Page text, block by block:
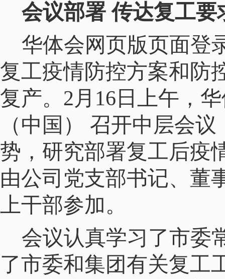
会议部署 传达复工要
华体会网页版页面登
复工疫情防控方案和防
复产。2月16日上午，
（中国） 召开中层会
势，研究部署复工后疫
由公司党支部书记、董
上干部参加。
会议认真学习了市委
了市委和集团有关复工